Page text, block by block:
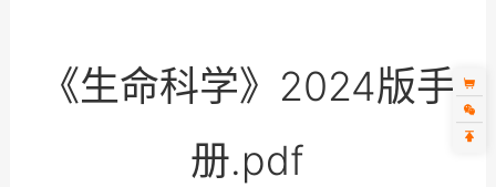
《生命科学》2024版手
册.pdf